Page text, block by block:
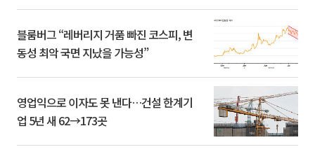
블룸버그 “레버리지 거품 빠진 코스피, 변
동성 최악 국면 지났을 가능성”
영업익으로 이자도 못 낸다…건설 한계기
업 5년 새 62→173곳